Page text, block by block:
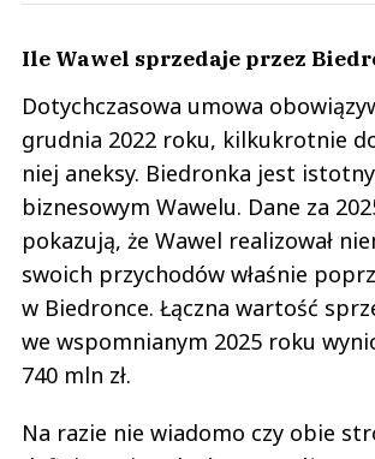
Ile Wawel sprzedaje przez
Dotychczasowa umowa
grudnia 2022 roku, kilkukrotnie
niej aneksy. Biedronka jest
biznesowym Wawelu. Dane za
pokazują, że Wawel realizował
swoich przychodów właśnie
w Biedronce. Łączna wartość
we wspomnianym 2025 roku
740 mln zł.
Na razie nie wiadomo czy obie